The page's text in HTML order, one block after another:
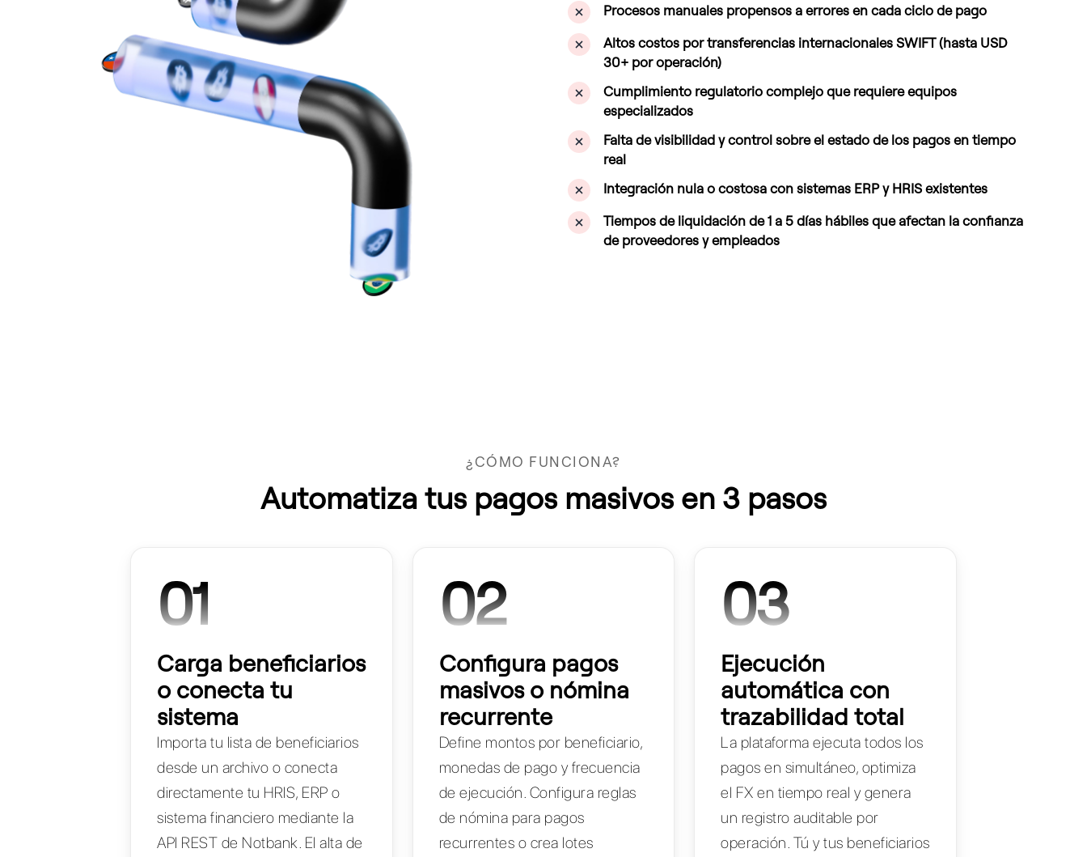
Procesos manuales propensos a errores en cada ciclo de pago
Altos costos por transferencias internacionales SWIFT (hasta USD
30+ por operación)
Cumplimiento regulatorio complejo que requiere equipos
especializados
Falta de visibilidad y control sobre el estado de los pagos en tiempo
real
Integración nula o costosa con sistemas ERP y HRIS existentes
Tiempos de liquidación de 1 a 5 días hábiles que afectan la confianza
de proveedores y empleados
¿CÓMO FUNCIONA?
Automatiza tus pagos masivos en 3 pasos
01
Carga beneficiarios
o conecta tu
sistema
Importa tu lista de beneficiarios
desde un archivo o conecta
directamente tu HRIS, ERP o
sistema financiero mediante la
API REST de Notbank. El alta de
02
Configura pagos
masivos o nómina
recurrente
Define montos por beneficiario,
monedas de pago y frecuencia
de ejecución. Configura reglas
de nómina para pagos
recurrentes o crea lotes
03
Ejecución
automática con
trazabilidad total
La plataforma ejecuta todos los
pagos en simultáneo, optimiza
el FX en tiempo real y genera
un registro auditable por
operación. Tú y tus beneficiarios